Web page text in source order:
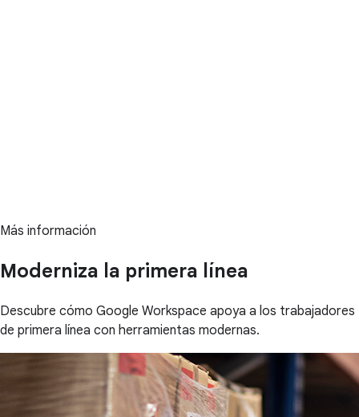
Más información
Moderniza la primera línea
Descubre cómo Google Workspace apoya a los trabajadores
de primera línea con herramientas modernas.